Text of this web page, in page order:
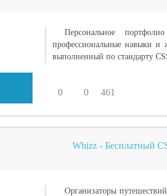
Персональное
профессиональные навыки и
выполненный по стандарту
0 0 461
Whizz - Бесплатный
Организаторы